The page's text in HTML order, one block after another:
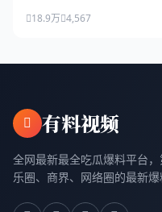
18.9万 4,567
有料视频
全网最新最全吃瓜爆料平台
乐圈、商界、网络圈的最新爆